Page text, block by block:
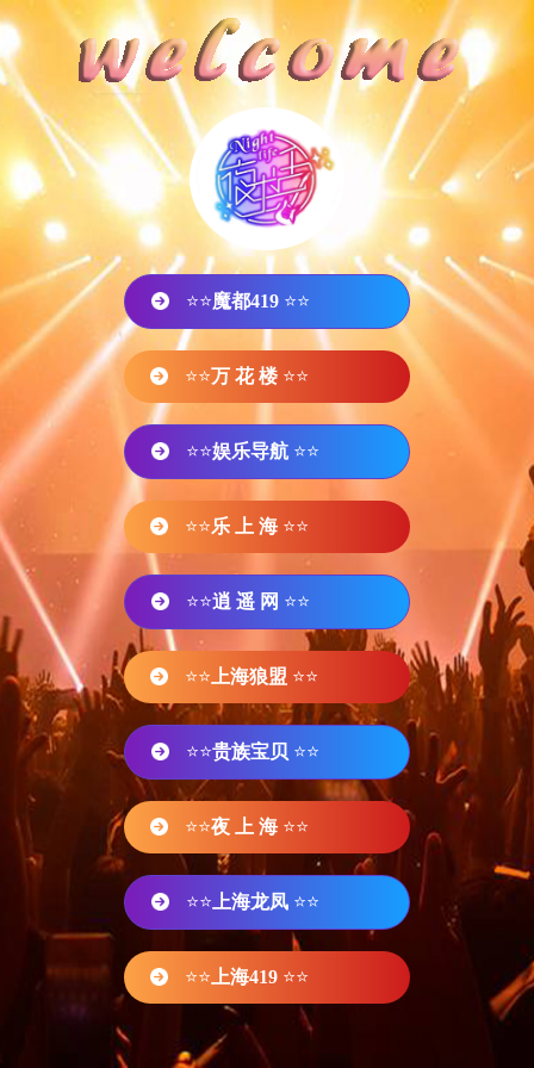
⭐⭐魔都419 ⭐⭐
⭐⭐万 花 楼 ⭐⭐
⭐⭐娱乐导航 ⭐⭐
⭐⭐乐 上 海 ⭐⭐
⭐⭐逍 遥 网 ⭐⭐
⭐⭐ 上海狼盟 ⭐⭐
⭐⭐贵族宝贝 ⭐⭐
⭐⭐夜 上 海 ⭐⭐
⭐⭐ 上海龙凤 ⭐⭐
⭐⭐ 上海419 ⭐⭐